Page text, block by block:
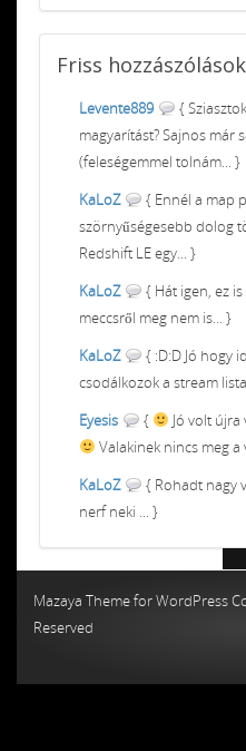
Friss hozzászólások
Levente889
{
magyarítást? Sajnos már
(feleségemmel tolnám... }
KaLoZ
{ Ennél a map
szörnyűségesebb dolog
Redshift LE egy... }
KaLoZ
{ Hát igen, ez
meccsről meg nem is... }
KaLoZ
{ :D:D Jó hogy
csodálkozok a stream
Eyesis
{
Jó volt
Valakinek nincs meg a
KaLoZ
{ Rohadt nagy
nerf neki ... }
Mazaya Theme for WordPress
Reserved